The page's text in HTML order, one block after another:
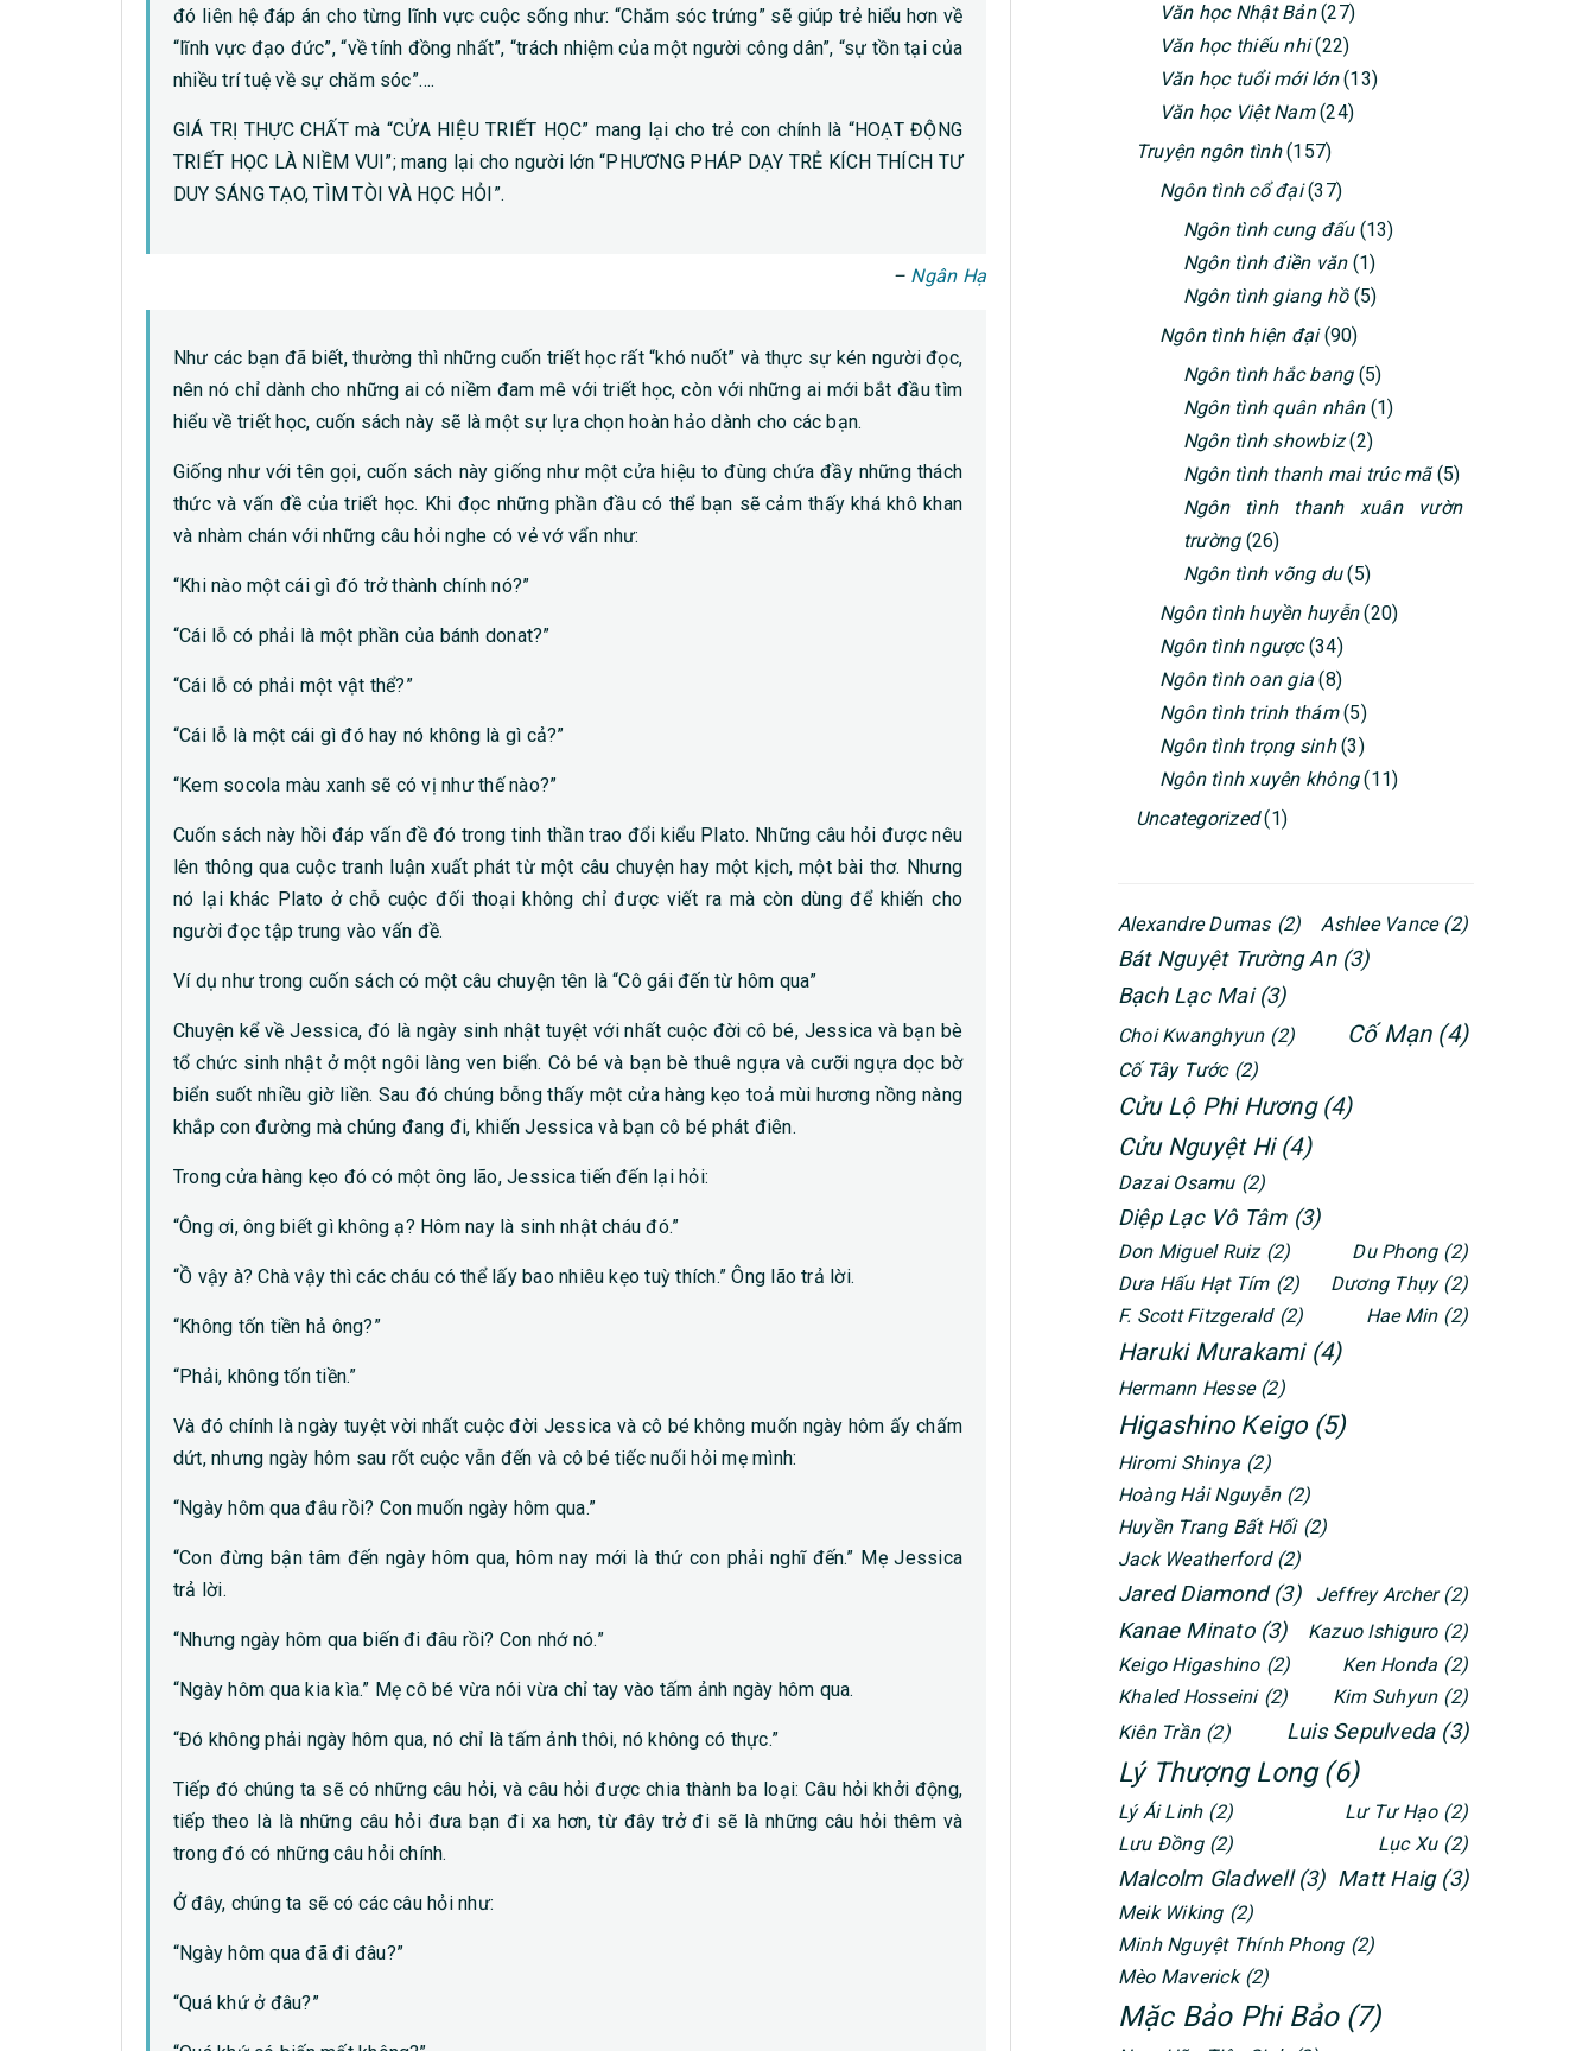
đó liên hệ đáp án cho từng lĩnh vực cuộc sống như: “Chăm sóc trứng” sẽ giúp trẻ hiểu hơn về
“lĩnh vực đạo đức”, “về tính đồng nhất”, “trách nhiệm của một người công dân”, “sự tồn tại của
nhiều trí tuệ về sự chăm sóc”….
GIÁ TRỊ THỰC CHẤT mà “CỬA HIỆU TRIẾT HỌC” mang lại cho trẻ con chính là “HOẠT ĐỘNG
TRIẾT HỌC LÀ NIỀM VUI”; mang lại cho người lớn “PHƯƠNG PHÁP DẠY TRẺ KÍCH THÍCH TƯ
DUY SÁNG TẠO, TÌM TÒI VÀ HỌC HỎI”.
– Ngân Hạ
Như các bạn đã biết, thường thì những cuốn triết học rất “khó nuốt” và thực sự kén người đọc,
nên nó chỉ dành cho những ai có niềm đam mê với triết học, còn với những ai mới bắt đầu tìm
hiểu về triết học, cuốn sách này sẽ là một sự lựa chọn hoàn hảo dành cho các bạn.
Giống như với tên gọi, cuốn sách này giống như một cửa hiệu to đùng chứa đầy những thách
thức và vấn đề của triết học. Khi đọc những phần đầu có thể bạn sẽ cảm thấy khá khô khan
và nhàm chán với những câu hỏi nghe có vẻ vớ vẩn như:
“Khi nào một cái gì đó trở thành chính nó?”
“Cái lỗ có phải là một phần của bánh donat?”
“Cái lỗ có phải một vật thể?”
“Cái lỗ là một cái gì đó hay nó không là gì cả?”
“Kem socola màu xanh sẽ có vị như thế nào?”
Cuốn sách này hồi đáp vấn đề đó trong tinh thần trao đổi kiểu Plato. Những câu hỏi được nêu
lên thông qua cuộc tranh luận xuất phát từ một câu chuyện hay một kịch, một bài thơ. Nhưng
nó lại khác Plato ở chỗ cuộc đối thoại không chỉ được viết ra mà còn dùng để khiến cho
người đọc tập trung vào vấn đề.
Ví dụ như trong cuốn sách có một câu chuyện tên là “Cô gái đến từ hôm qua”
Chuyện kể về Jessica, đó là ngày sinh nhật tuyệt với nhất cuộc đời cô bé, Jessica và bạn bè
tổ chức sinh nhật ở một ngôi làng ven biển. Cô bé và bạn bè thuê ngựa và cưỡi ngựa dọc bờ
biển suốt nhiều giờ liền. Sau đó chúng bỗng thấy một cửa hàng kẹo toả mùi hương nồng nàng
khắp con đường mà chúng đang đi, khiến Jessica và bạn cô bé phát điên.
Trong cửa hàng kẹo đó có một ông lão, Jessica tiến đến lại hỏi:
“Ông ơi, ông biết gì không ạ? Hôm nay là sinh nhật cháu đó.”
“Ồ vậy à? Chà vậy thì các cháu có thể lấy bao nhiêu kẹo tuỳ thích.” Ông lão trả lời.
“Không tốn tiền hả ông?”
“Phải, không tốn tiền.”
Và đó chính là ngày tuyệt vời nhất cuộc đời Jessica và cô bé không muốn ngày hôm ấy chấm
dứt, nhưng ngày hôm sau rốt cuộc vẫn đến và cô bé tiếc nuối hỏi mẹ mình:
“Ngày hôm qua đâu rồi? Con muốn ngày hôm qua.”
“Con đừng bận tâm đến ngày hôm qua, hôm nay mới là thứ con phải nghĩ đến.” Mẹ Jessica
trả lời.
“Nhưng ngày hôm qua biến đi đâu rồi? Con nhớ nó.”
“Ngày hôm qua kia kìa.” Mẹ cô bé vừa nói vừa chỉ tay vào tấm ảnh ngày hôm qua.
“Đó không phải ngày hôm qua, nó chỉ là tấm ảnh thôi, nó không có thực.”
Tiếp đó chúng ta sẽ có những câu hỏi, và câu hỏi được chia thành ba loại: Câu hỏi khởi động,
tiếp theo là là những câu hỏi đưa bạn đi xa hơn, từ đây trở đi sẽ là những câu hỏi thêm và
trong đó có những câu hỏi chính.
Ở đây, chúng ta sẽ có các câu hỏi như:
“Ngày hôm qua đã đi đâu?”
“Quá khứ ở đâu?”
Văn học Nhật Bản(27)
Văn học thiếu nhi(22)
Văn học tuổi mới lớn(13)
Văn học Việt Nam(24)
Truyện ngôn tình(157)
Ngôn tình cổ đại(37)
Ngôn tình cung đấu(13)
Ngôn tình điền văn(1)
Ngôn tình giang hồ(5)
Ngôn tình hiện đại(90)
Ngôn tình hắc bang(5)
Ngôn tình quân nhân(1)
Ngôn tình showbiz(2)
Ngôn tình thanh mai trúc mã(5)
Ngôn tình thanh xuân vườn
trường(26)
Ngôn tình võng du(5)
Ngôn tình huyền huyễn(20)
Ngôn tình ngược(34)
Ngôn tình oan gia (8)
Ngôn tình trinh thám(5)
Ngôn tình trọng sinh(3)
Ngôn tình xuyên không(11)
Uncategorized(1)
Alexandre Dumas (2) Ashlee Vance (2)
Bát Nguyệt Trường An (3)
Bạch Lạc Mai (3)
Choi Kwanghyun (2) Cố Mạn (4)
Cố Tây Tước (2)
Cửu Lộ Phi Hương (4)
Cửu Nguyệt Hi (4)
Dazai Osamu (2)
Diệp Lạc Vô Tâm (3)
Don Miguel Ruiz (2) Du Phong (2)
Dưa Hấu Hạt Tím (2) Dương Thụy (2)
F. Scott Fitzgerald (2) Hae Min (2)
Haruki Murakami (4)
Hermann Hesse (2)
Higashino Keigo (5)
Hiromi Shinya (2)
Hoàng Hải Nguyễn (2)
Huyền Trang Bất Hối (2)
Jack Weatherford (2)
Jared Diamond (3) Jeffrey Archer (2)
Kanae Minato (3) Kazuo Ishiguro (2)
Keigo Higashino (2) Ken Honda (2)
Khaled Hosseini (2) Kim Suhyun (2)
Kiên Trần (2) Luis Sepulveda (3)
Lý Thượng Long (6)
Lý Ái Linh (2) Lư Tư Hạo (2)
Lưu Đồng (2) Lục Xu (2)
Malcolm Gladwell (3) Matt Haig (3)
Meik Wiking (2)
Minh Nguyệt Thính Phong (2)
Mèo Maverick (2)
Mặc Bảo Phi Bảo (7)